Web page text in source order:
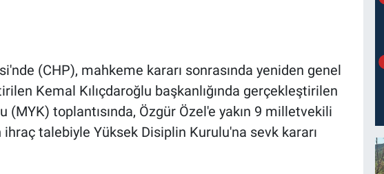
(CHP), mahkeme kararı sonrasında yeniden genel
Kemal Kılıçdaroğlu başkanlığında gerçekleştirilen
(MYK) toplantısında, Özgür Özel'e yakın 9 milletvekili
talebiyle Yüksek Disiplin Kurulu'na sevk kararı